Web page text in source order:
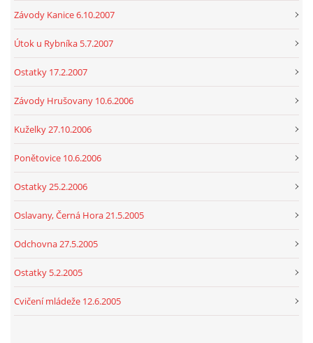
Závody Kanice 6.10.2007
Útok u Rybníka 5.7.2007
Ostatky 17.2.2007
Závody Hrušovany 10.6.2006
Kuželky 27.10.2006
Ponětovice 10.6.2006
Ostatky 25.2.2006
Oslavany, Černá Hora 21.5.2005
Odchovna 27.5.2005
Ostatky 5.2.2005
Cvičení mládeže 12.6.2005